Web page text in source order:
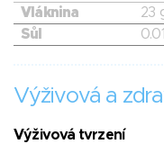
Vláknina
23
Sůl
Výživová a
Výživová tvrzení